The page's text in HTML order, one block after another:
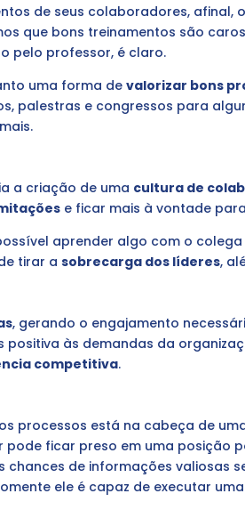
de seus colaboradores,
que bons treinamentos são
pelo professor, é claro.
uma forma devalorizar bons
palestras e congressos para
a criação de uma cultura de
e ficar mais à vontade
aprender algo com o
tirar asobrecarga dos líderes,
, gerando o engajamento
às demandas da
competitiva.
processos está na cabeça de
ficar preso em uma posição
de informações valiosas
ele é capaz de executar